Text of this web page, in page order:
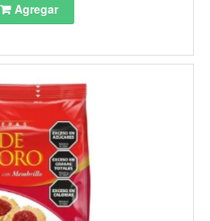
Agregar